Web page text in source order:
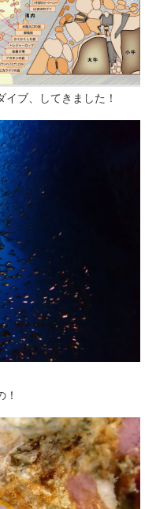
ブ、してきました！